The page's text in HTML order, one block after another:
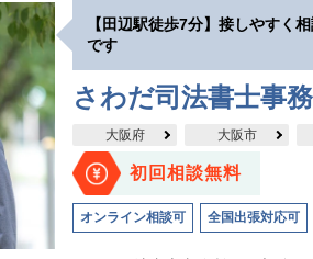
【田辺駅徒歩7分】接しやすく
です
さわだ司法書士事
大阪府 大阪市
初回相談無料
オンライン相談可 全国出張対応可